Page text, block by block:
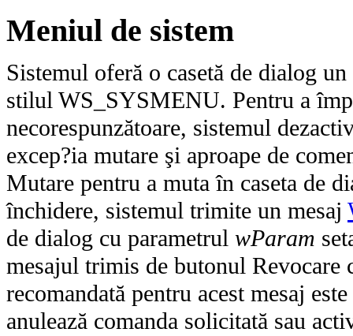
Meniul de sistem
Sistemul oferă o casetă de dialog
stilul WS_SYSMENU. Pentru a
necorespunzătoare, sistemul
excep?ia mutare şi aproape de
Mutare pentru a muta în caseta de
închidere, sistemul trimite un mesaj
de dialog cu parametrul wParam
mesajul trimis de butonul
recomandată pentru acest mesaj
anulează comanda solicitată sau